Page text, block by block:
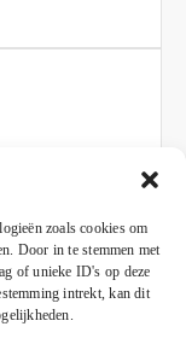
zoals cookies om
Door in te stemmen met
of unieke ID's op deze
intrekt, kan dit